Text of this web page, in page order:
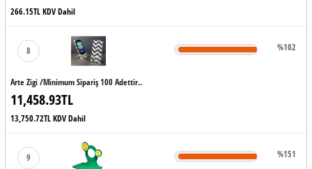
266.15TL KDV Dahil
8
Arte Zigi /minimum Sipariş 100 Adettir..
11,458.93TL
13,750.72TL KDV Dahil
%102
9 %151